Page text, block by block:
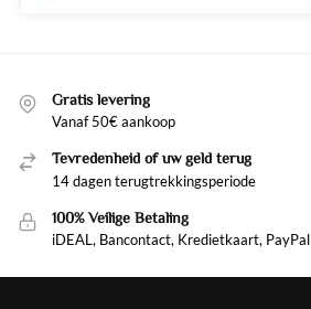
Gratis levering
Vanaf 50€ aankoop
Tevredenheid of uw geld terug
14 dagen terugtrekkingsperiode
100% Veilige Betaling
iDEAL, Bancontact, Kredietkaart, PayPal